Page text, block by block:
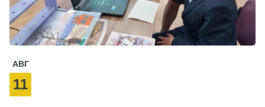
АВГ
11